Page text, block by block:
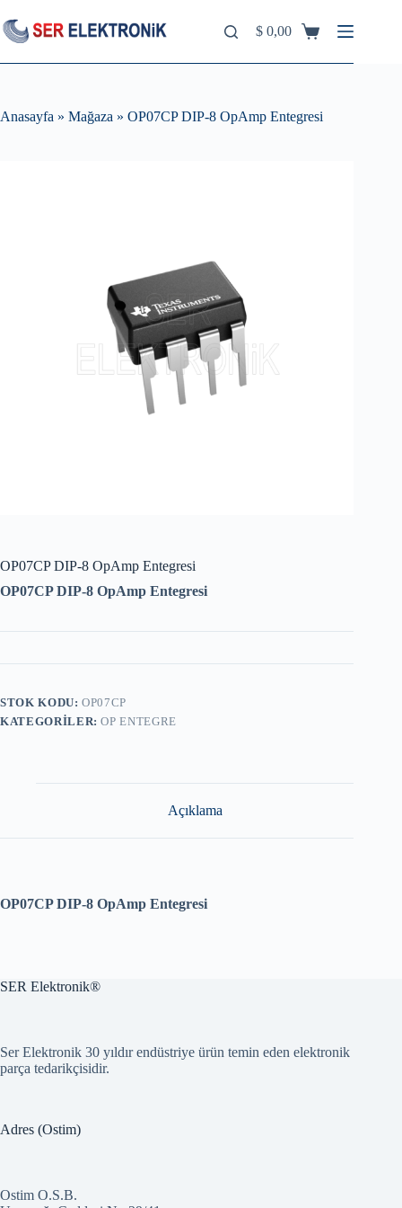
to
content
Shopping
$ 0,00
Anasayfa » Mağaza » OP07CP DIP-8 OpAmp Entegresi
OP07CP DIP-8 OpAmp Entegresi
OP07CP DIP-8 OpAmp Entegresi
STOK KODU:OP07CP
KATEGORILER:OP ENTEGRE
Açıklama
OP07CP DIP-8 OpAmp Entegresi
SER Elektronik®
Ser Elektronik 30 yıldır endüstriye ürün temin eden elektronik
parça tedarikçisidir.
Adres (Ostim)
Ostim O.S.B.